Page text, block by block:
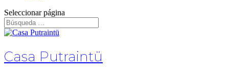
Seleccionar página
Casa Putraintü